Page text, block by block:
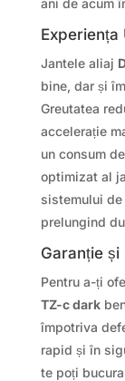
Experiența
Jantele aliaj
bine, dar și
Greutatea
accelerație
un consum
optimizat al
sistemului
prelungind
Garanție
Pentru a-ți
TZ-c dark
împotriva
rapid și în
te poți